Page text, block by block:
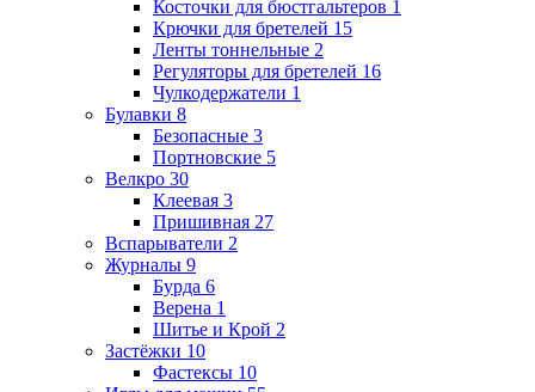
Косточки для бюстгальтеров 1
Крючки для бретелей 15
Ленты тоннельные 2
Регуляторы для бретелей 16
Чулкодержатели 1
Булавки 8
Безопасные 3
Портновские 5
Велкро 30
Клеевая 3
Пришивная 27
Вспарыватели 2
Журналы 9
Бурда 6
Верена 1
Шитье и Крой 2
Застёжки 10
Фастексы 10